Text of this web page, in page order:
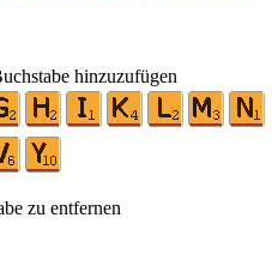
hinzuzufügen
zu entfernen